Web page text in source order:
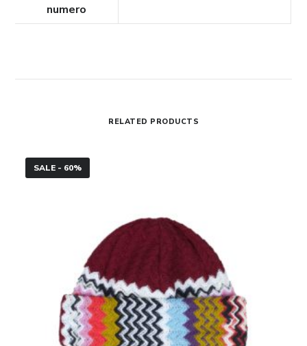
numero
RELATED PRODUCTS
Cappello
Missoni
SALE - 60%